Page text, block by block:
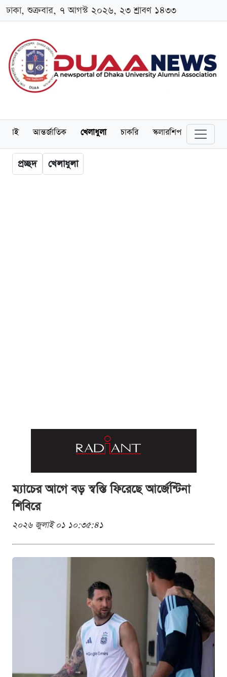
ঢাকা, শুক্রবার, ৭ আগস্ট ২০২৬, ২৩ শ্রাবণ ১৪৩৩
আন্তর্জাতিক খেলাধুলা চাকরি স্কলারশিপ বিনোদন
প্রচ্ছদ খেলাধুলা
ম্যাচের আগে বড় স্বস্তি ফিরেছে আর্জেন্টিনা
শিবিরে
২০২৬ জুলাই ০১ ১০:৩৫:৪১